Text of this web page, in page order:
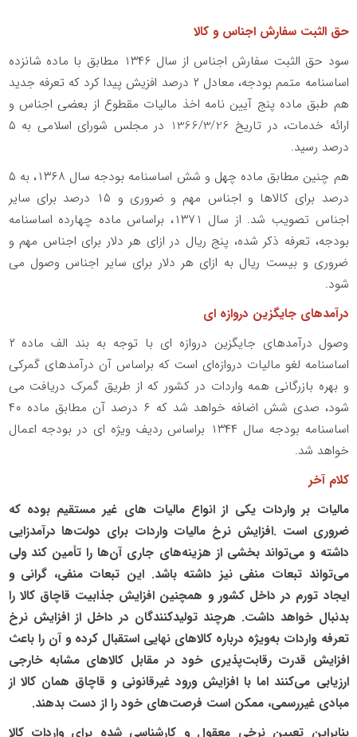
حق الثبت سفارش اجناس و کالا
سود حق‌ الثبت سفارش اجناس از سال ۱۳۴۶ مطابق با ماده شانزده
اساسنامه متمم بودجه، معادل ۲ درصد افزیش پیدا کرد که تعرفه جديد
هم طبق ماده پنج آیین نامه اخذ مالیات مقطوع از بعضی اجناس و
ارائه خدمات، در تاریخ 1366/3/26 در مجلس شورای اسلامی به ۵
درصد رسید.
هم چنین مطابق ماده چهل و شش اساسنامه بودجه سال ۱۳۶۸، به ۵
درصد برای کالاها و اجناس مهم و ضروری و ۱۵ درصد برای سایر
اجناس تصویب شد. از سال ۱۳۷۱، براساس ماده چهارده اساسنامه
بودجه، تعرفه ذکر شده، پنج ریال در ازای هر دلار برای اجناس مهم و
ضروری و بیست ریال به ازای هر دلار برای سایر اجناس وصول می
شود.
درآمدهای جایگزین دروازه ای
وصول درآمدهای جایگزین دروازه ای با توجه به بند الف ماده ۲
اساسنامه لغو مالیات دروازه‌ای است که براساس آن درآمدهای گمرکی
و بهره بازرگانی همه واردات در کشور که از طریق گمرک دریافت می
‌شود، صدی شش اضافه خواهد شد که ۶ درصد آن مطابق ماده ۴۰
اساسنامه بودجه سال ۱۳۴۴ براساس ردیف ویژه ای در بودجه اعمال
خواهد شد.
کلام آخر
مالیات بر واردات یکی از انواع مالیات های غیر مستقیم بوده که
ضروری است .افزایش نرخ مالیات واردات برای دولت‌ها درآمدزایی
داشته و می‌تواند بخشی از هزینه‌های جاری آن‌ها را تأمین کند ولی
می‌تواند تبعات منفی نیز داشته باشد. این تبعات منفی، گرانی و
ایجاد تورم در داخل کشور و همچنین افزایش جذابیت قاچاق کالا را
بدنبال خواهد داشت. هرچند تولیدکنندگان در داخل از افزایش نرخ
تعرفه واردات به‌ویژه درباره کالاهای نهایی استقبال کرده و آن را باعث
افزایش قدرت رقابت‌پذیری خود در مقابل کالاهای مشابه خارجی
ارزیابی می‌کنند اما با افزایش ورود غیرقانونی و قاچاق همان کالا از
مبادی غیررسمی، ممکن است فرصت‌های خود را از دست بدهند.
بنابراین تعیین نرخی معقول و کارشناسی شده برای واردات کالا